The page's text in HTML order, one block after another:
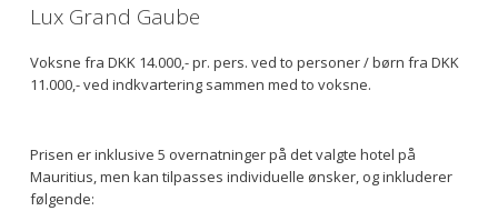
Lux Grand Gaube
Voksne fra DKK 14.000,- pr. pers. ved to personer / børn fra DKK
11.000,- ved indkvartering sammen med to voksne.
Prisen er inklusive 5 overnatninger på det valgte hotel på
Mauritius, men kan tilpasses individuelle ønsker, og inkluderer
følgende: